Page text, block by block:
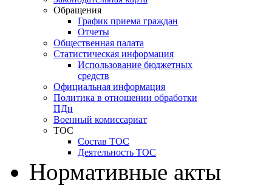
Обращения
График приема граждан
Отчеты
Общественная палата
Статистическая информация
Использование бюджетных
средств
Официальная информация
Политика в отношении обработки
ПДн
Военный комиссариат
ТОС
Состав ТОС
Деятельность ТОС
Нормативные акты